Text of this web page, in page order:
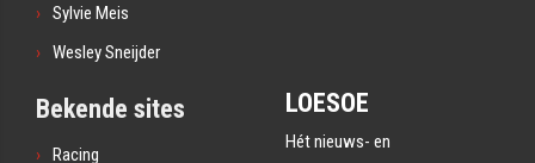
Sylvie Meis
Wesley Sneijder
Bekende sites
Racing
LOESOE
Hét nieuws- en